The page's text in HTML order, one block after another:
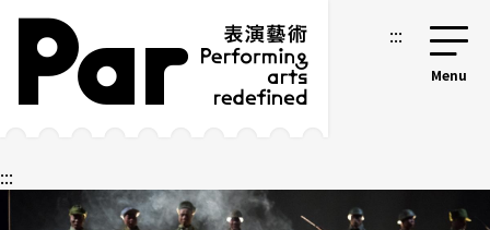
跳到主要内容区块
网站导览 :::
:::